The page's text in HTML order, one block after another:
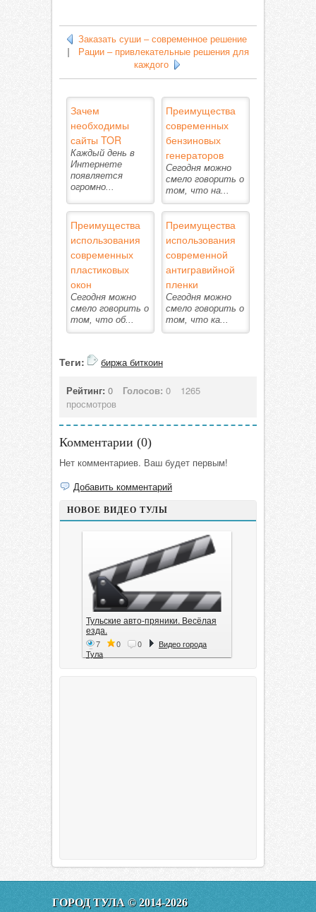
Заказать суши – современное решение
Рации – привлекательные решения для
каждого
Зачем
необходимы
сайты TOR
Каждый день в
Интернете
появляется
огромно...
Преимущества
современных
бензиновых
генераторов
Сегодня можно
смело говорить о
том, что на...
Преимущества
использования
современных
пластиковых
окон
Сегодня можно
смело говорить о
том, что об...
Преимущества
использования
современной
антигравийной
пленки
Сегодня можно
смело говорить о
том, что ка...
Теги: биржа биткоин
Рейтинг: 0 Голосов: 0
1265
просмотров
Комментарии (0)
Нет комментариев. Ваш будет первым!
Добавить комментарий
НОВОЕ ВИДЕО ТУЛЫ
Тульские авто-пряники. Весёлая
езда.
7 0 0
Видео города
Тула
00:20:11
Эфир от 11.01.2016 (19.35) Тула
ГОРОД ТУЛА © 2014-2026